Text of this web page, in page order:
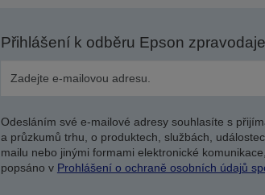
Přihlášení k odběru Epson zpravodaje
Odesláním své e-mailové adresy souhlasíte s
a průzkumů trhu, o produktech, službách,
mailu nebo jinými formami elektronické
popsáno v Prohlášení o ochraně osobních údajů